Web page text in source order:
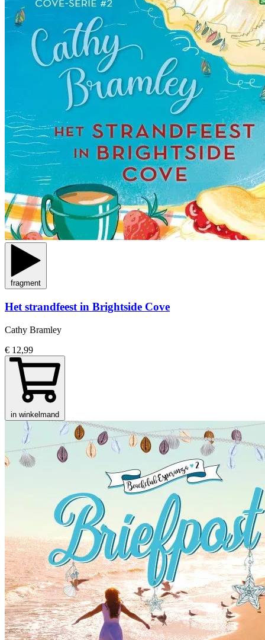
fragment
Het strandfeest in Brightside Cove
Cathy Bramley
€ 12,99
in winkelmand